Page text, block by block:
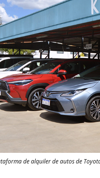
de alquiler de autos de